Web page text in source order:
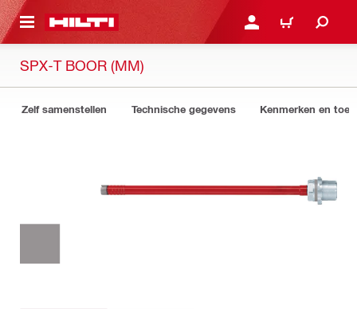
HOOFDINHOUD LOG IN OF REGISTREER
WINKELWAGEN
SPX-T BOOR (MM)
Zelf samenstellen Technische gegevens Kenmerken en